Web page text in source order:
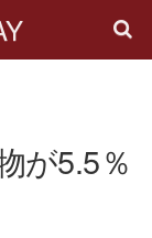
が5.5％